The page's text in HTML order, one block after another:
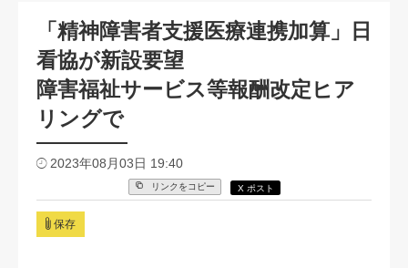
「精神障害者支援医療連携加算」日
看協が新設要望
障害福祉サービス等報酬改定ヒア
リングで
2023年08月03日 19:40
リンクをコピー X ポスト
保存